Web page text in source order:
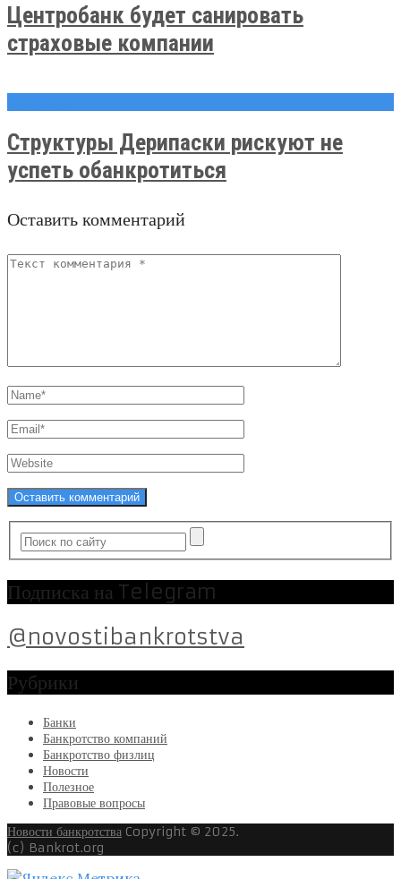
Центробанк будет санировать
страховые компании
Структуры Дерипаски рискуют не
успеть обанкротиться
Оставить комментарий
Подписка на Telegram
@novostibankrotstva
Рубрики
Банки
Банкротство компаний
Банкротство физлиц
Новости
Полезное
Правовые вопросы
Новости банкротства Copyright © 2025.
(c) Bankrot.org